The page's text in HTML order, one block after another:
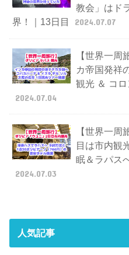
教会」はド
界！｜13日目
2024.07.07
【世界一周
カ帝国発祥
観光 ＆ コ
2024.07.04
【世界一周
目は市内観
眠＆ラパス
2024.07.03
人気記事